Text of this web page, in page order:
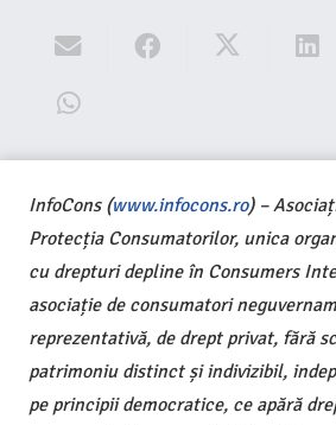
InfoCons (www.infocons.ro) –
Protecția Consumatorilor, unica
cu drepturi depline în Consumers
asociație de consumatori
reprezentativă, de drept privat, fără
patrimoniu distinct și indivizibil,
pe principii democratice, ce apără